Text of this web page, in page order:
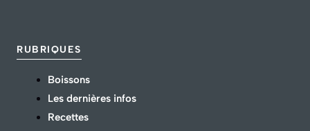
RUBRIQUES
Boissons
Les dernières infos
Recettes